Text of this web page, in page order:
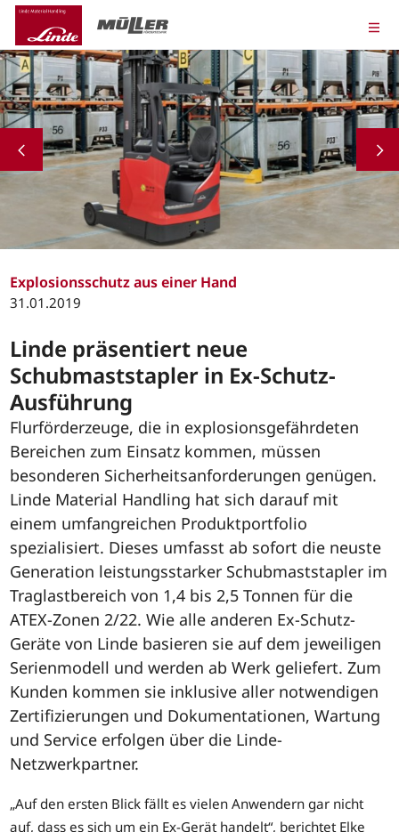
Explosionsschutz aus einer Hand
31.01.2019
Linde präsentiert neue
Schubmaststapler in Ex-Schutz-
Ausführung
Flurförderzeuge, die in explosionsgefährdeten
Bereichen zum Einsatz kommen, müssen
besonderen Sicherheitsanforderungen genügen.
Linde Material Handling hat sich darauf mit
einem umfangreichen Produktportfolio
spezialisiert. Dieses umfasst ab sofort die neuste
Generation leistungsstarker Schubmaststapler im
Traglastbereich von 1,4 bis 2,5 Tonnen für die
ATEX-Zonen 2/22. Wie alle anderen Ex-Schutz-
Geräte von Linde basieren sie auf dem jeweiligen
Serienmodell und werden ab Werk geliefert. Zum
Kunden kommen sie inklusive aller notwendigen
Zertifizierungen und Dokumentationen, Wartung
und Service erfolgen über die Linde-
Netzwerkpartner.
„Auf den ersten Blick fällt es vielen Anwendern gar nicht
auf, dass es sich um ein Ex-Gerät handelt“, berichtet Elke